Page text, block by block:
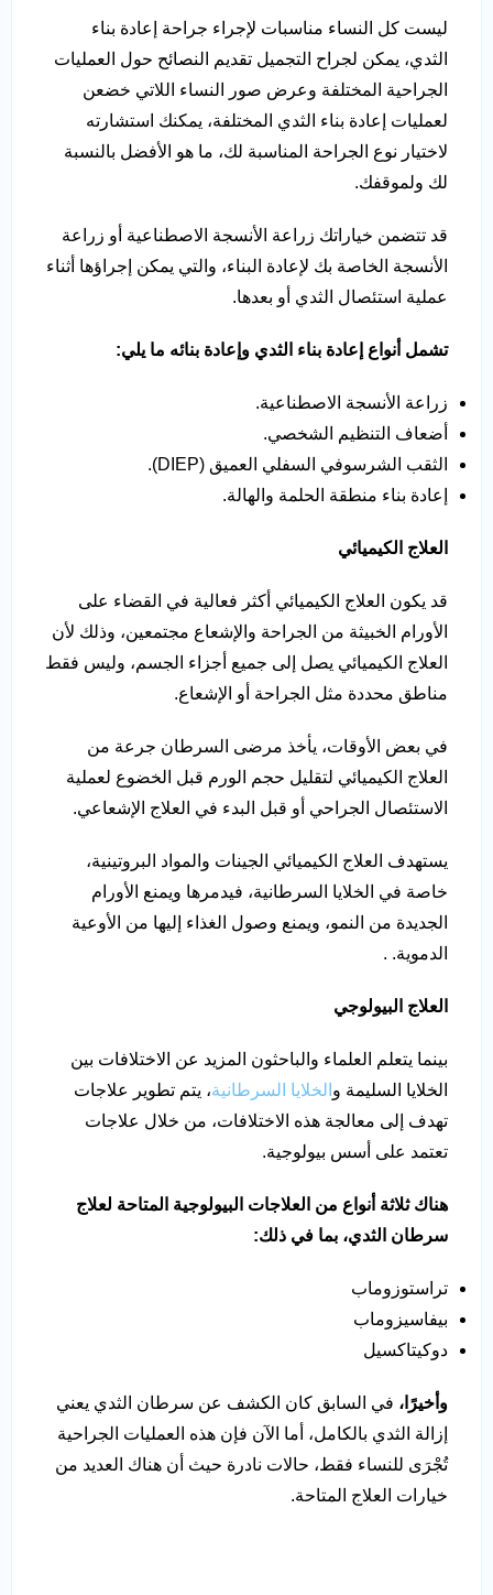
ليست كل النساء مناسبات لإجراء جراحة إعادة بناء
الثدي، يمكن لجراح التجميل تقديم النصائح حول العمليات
الجراحية المختلفة وعرض صور النساء اللاتي خضعن
لعمليات إعادة بناء الثدي المختلفة، يمكنك استشارته
لاختيار نوع الجراحة المناسبة لك، ما هو الأفضل بالنسبة
لك ولموقفك.
قد تتضمن خياراتك زراعة الأنسجة الاصطناعية أو زراعة
الأنسجة الخاصة بك لإعادة البناء، والتي يمكن إجراؤها أثناء
عملية استئصال الثدي أو بعدها.
تشمل أنواع إعادة بناء الثدي وإعادة بنائه ما يلي:
زراعة الأنسجة الاصطناعية.
أضعاف التنظيم الشخصي.
الثقب الشرسوفي السفلي العميق (DIEP).
إعادة بناء منطقة الحلمة والهالة.
العلاج الكيميائي
قد يكون العلاج الكيميائي أكثر فعالية في القضاء على
الأورام الخبيثة من الجراحة والإشعاع مجتمعين، وذلك لأن
العلاج الكيميائي يصل إلى جميع أجزاء الجسم، وليس فقط
مناطق محددة مثل الجراحة أو الإشعاع.
في بعض الأوقات، يأخذ مرضى السرطان جرعة من
العلاج الكيميائي لتقليل حجم الورم قبل الخضوع لعملية
الاستئصال الجراحي أو قبل البدء في العلاج الإشعاعي.
يستهدف العلاج الكيميائي الجينات والمواد البروتينية،
خاصة في الخلايا السرطانية، فيدمرها ويمنع الأورام
الجديدة من النمو، ويمنع وصول الغذاء إليها من الأوعية
الدموية. .
العلاج البيولوجي
بينما يتعلم العلماء والباحثون المزيد عن الاختلافات بين
الخلايا السليمة و الخلايا السرطانية، يتم تطوير علاجات
تهدف إلى معالجة هذه الاختلافات، من خلال علاجات
تعتمد على أسس بيولوجية.
هناك ثلاثة أنواع من العلاجات البيولوجية المتاحة لعلاج
سرطان الثدي، بما في ذلك:
تراستوزوماب
بيفاسيزوماب
دوكيتاكسيل
وأخيرًا، في السابق كان الكشف عن سرطان الثدي يعني
إزالة الثدي بالكامل، أما الآن فإن هذه العمليات الجراحية
تُجْرَى للنساء فقط، حالات نادرة حيث أن هناك العديد من
خيارات العلاج المتاحة.